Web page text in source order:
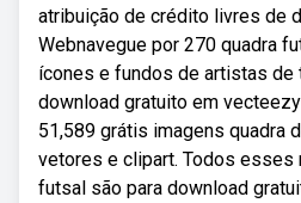
atribuição de crédito livres de
Webnavegue por 270 quadra
ícones e fundos de artistas de
download gratuito em
51,589 grátis imagens quadra
vetores e clipart. Todos esses
futsal são para download